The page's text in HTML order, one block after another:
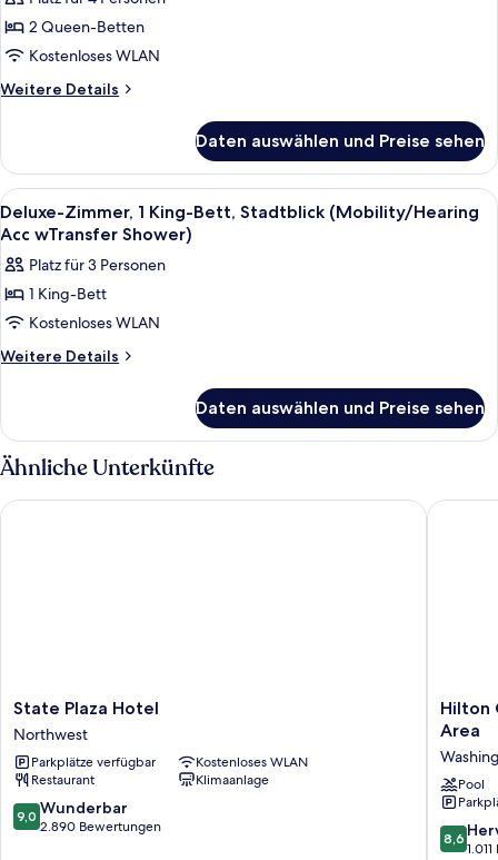
2 Queen-
Betten
(Hearing
Accessible)
2 Queen-Betten
Kostenloses WLAN
Weitere Details
Weitere
2 Queen-
Betten
(Hearing
Accessible)
Daten auswählen und Preise sehen
Alle
Fotos
für
Deluxe-
Zimmer,
1 King-
Bett,
Acc
wTransfer
Shower)
anzeigen
1 Schlafzimmer, Bettwäsche aus
4
Deluxe-Zimmer, 1 King-Bett, Stadtblick (Mobility/Hearing
Acc wTransfer Shower)
Platz für 3 Personen
1 King-Bett
Kostenloses WLAN
Weitere Details
Weitere
Zimmer,
1 King-
Bett,
Stadtblick
(Mobility/Hearing
Daten auswählen und Preise sehen
Ähnliche Unterkünfte
State
Plaza
Hotel
Northwest
State Plaza Hotel
Northwest
Parkplätze verfügbar
Kostenloses WLAN
Restaurant
Klimaanlage
9.0
von
9,0 Wunderbar
2.890 Bewertungen
State Plaza Hotel
Hilton
Garden
DC/
Area
D.C.,
Hilton
Area
Pool
8.6
von
8,6
Hilton